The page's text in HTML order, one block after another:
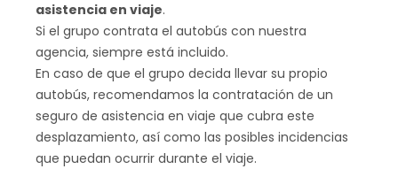
asistencia en viaje.
Si el grupo contrata el autobús con nuestra
agencia, siempre está incluido.
En caso de que el grupo decida llevar su propio
autobús, recomendamos la contratación de un
seguro de asistencia en viaje que cubra este
desplazamiento, así como las posibles incidencias
que puedan ocurrir durante el viaje.